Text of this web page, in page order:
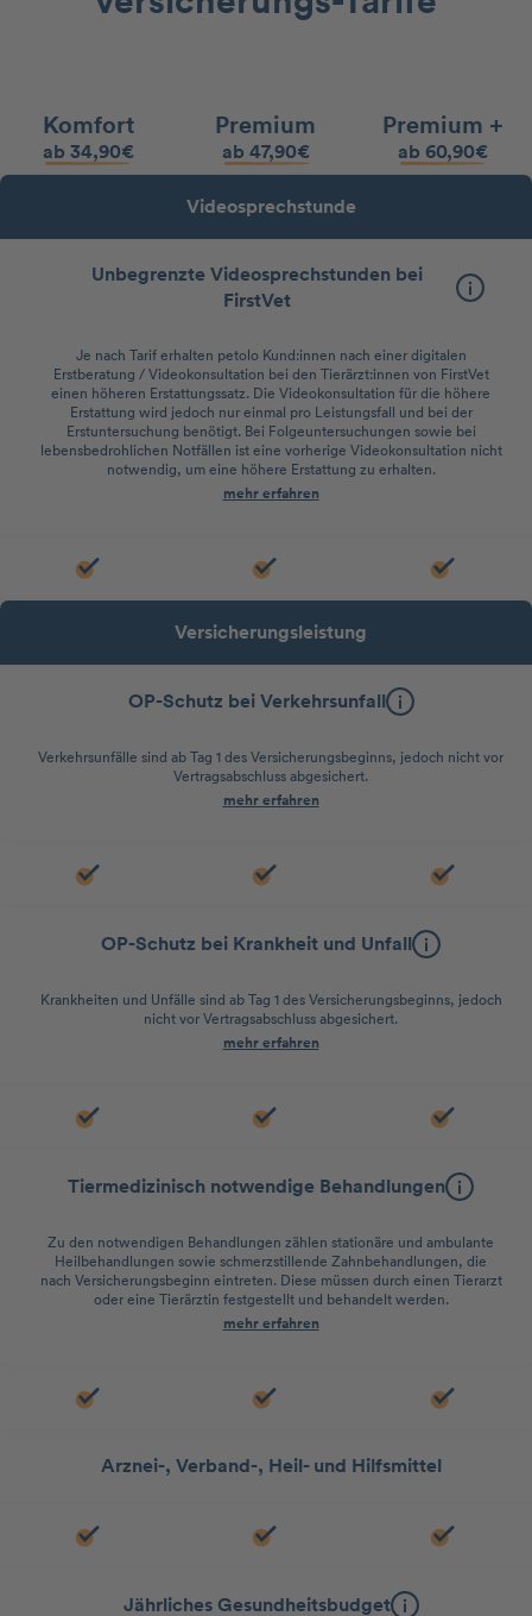
Komfort
ab 34,90€
Premium
ab 47,90€
Premium +
ab 60,90€
Videosprechstunde
Unbegrenzte Videosprechstunden bei
FirstVet
Je nach Tarif erhalten petolo Kund:innen nach einer digitalen
Erstberatung / Videokonsultation bei den Tierärzt:innen von FirstVet
einen höheren Erstattungssatz. Die Videokonsultation für die höhere
Erstattung wird jedoch nur einmal pro Leistungsfall und bei der
Erstuntersuchung benötigt. Bei Folgeuntersuchungen sowie bei
lebensbedrohlichen Notfällen ist eine vorherige Videokonsultation nicht
notwendig, um eine höhere Erstattung zu erhalten.
mehr erfahren
Versicherungsleistung
OP-Schutz bei Verkehrsunfall
Verkehrsunfälle sind ab Tag 1 des Versicherungsbeginns, jedoch nicht vor
Vertragsabschluss abgesichert.
mehr erfahren
OP-Schutz bei Krankheit und Unfall
Krankheiten und Unfälle sind ab Tag 1 des Versicherungsbeginns, jedoch
nicht vor Vertragsabschluss abgesichert.
mehr erfahren
Tiermedizinisch notwendige Behandlungen
Zu den notwendigen Behandlungen zählen stationäre und ambulante
Heilbehandlungen sowie schmerzstillende Zahnbehandlungen, die
nach Versicherungsbeginn eintreten. Diese müssen durch einen Tierarzt
oder eine Tierärztin festgestellt und behandelt werden.
mehr erfahren
Arznei-, Verband-, Heil- und Hilfsmittel
Jährliches Gesundheitsbudget